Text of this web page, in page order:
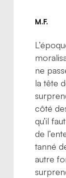
M.F.
ne
la tête
côté
qu’il
de
tanné
autre